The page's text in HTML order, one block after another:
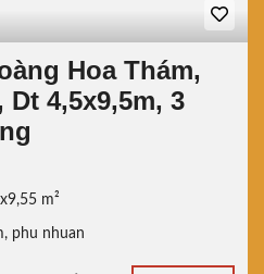
Hoa Thám,
Dt 4,5x9,5m, 3
m²
, phu nhuan